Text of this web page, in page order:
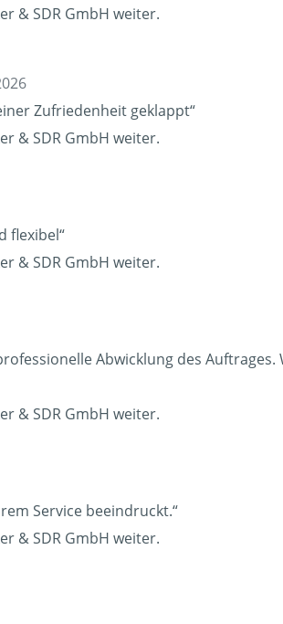
& SDR GmbH weiter.
Zufriedenheit geklappt“
& SDR GmbH weiter.
flexibel“
& SDR GmbH weiter.
Abwicklung des
& SDR GmbH weiter.
Service beeindruckt.“
& SDR GmbH weiter.